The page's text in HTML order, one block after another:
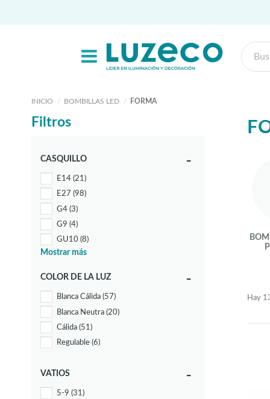
INICIO BOMBILLAS LED FORMA
Hay
Filtros
CASQUILLO
E14 (21)
E27 (98)
G4 (3)
G9 (4)
GU10 (8)
R7S(1)
Mostrar más
COLOR DE LA LUZ
Blanca Cálida (57)
Blanca Neutra (20)
Cálida (51)
Regulable (6)
VATIOS
5-9 (31)